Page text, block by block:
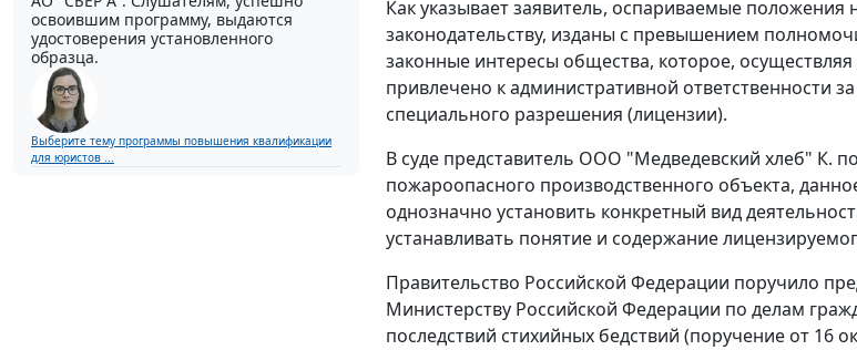
освоившим программу, выдаются
удостоверения установленного
образца.
Выберите тему программы повышения квалификации
для юристов ...
Как указывает заявитель, оспариваемые
законодательству, изданы с превышением
законные интересы общества, которое,
привлечено к административной ответственности
специального разрешения (лицензии).
В суде представитель ООО "Медведевский хлеб" К.
пожароопасного производственного объекта,
однозначно установить конкретный вид
устанавливать понятие и содержание
Правительство Российской Федерации поручило
Министерству Российской Федерации по делам
последствий стихийных бедствий (поручение от 16